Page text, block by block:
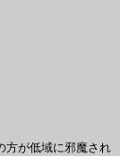
方が低域に邪魔され